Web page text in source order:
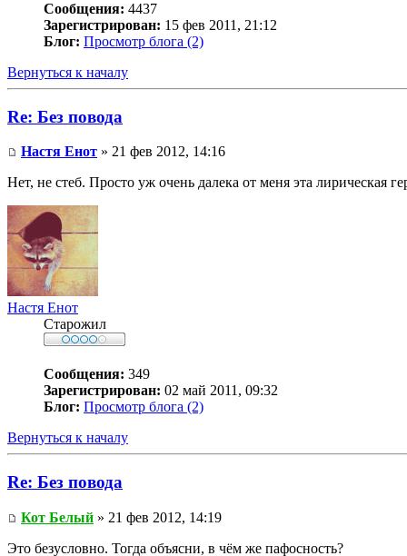
Сообщения: 4437
Зарегистрирован: 15 фев 2011, 21:12
Блог: Просмотр блога (2)
Вернуться к началу
Re: Без повода
Настя Енот » 21 фев 2012, 14:16
Нет, не стеб. Просто уж очень далека от меня эта лирическая
Настя Енот
Старожил
Сообщения: 349
Зарегистрирован: 02 май 2011, 09:32
Блог: Просмотр блога (2)
Вернуться к началу
Re: Без повода
Кот Белый » 21 фев 2012, 14:19
Это безусловно. Тогда объясни, в чём же пафосность?